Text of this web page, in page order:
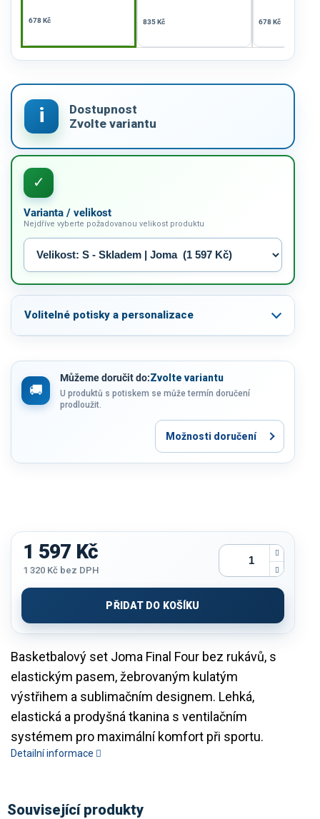
678 Kč 835 Kč 678 Kč
Varianta / velikost
Nejdříve vyberte požadovanou velikost produktu
Volitelné potisky a personalizace
Můžeme doručit do:Zvolte variantu
U produktů s potiskem se může termín doručení
prodloužit.
Možnosti doručení
Basketbalový set Joma Final Four bez rukávů, s
elastickým pasem, žebrovaným kulatým
výstřihem a sublimačním designem. Lehká,
elastická a prodyšná tkanina s ventilačním
systémem pro maximální komfort při sportu.
Detailní informace
1 597 Kč
1 320 Kč bez DPH
cena:
PŘIDAT DO KOŠÍKU
Související produkty